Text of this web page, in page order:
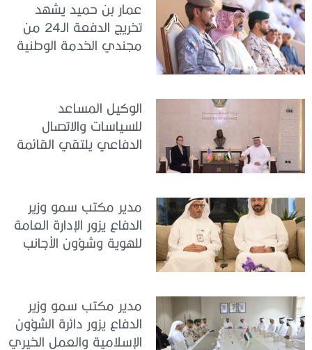
عمار بن حميد يشهد
تخريج الدفعة الـ24 من
مجندي الخدمة الوطنية
الوكيل المساعد
للسياسات والاتصال
الدفاعي يلتقي القائمة
مدير مكتب سمو وزير
الدفاع يزور الإدارة العامة
للهوية وشؤون الأجانب
مدير مكتب سمو وزير
الدفاع يزور دائرة الشؤون
الإسلامية والعمل الخيري